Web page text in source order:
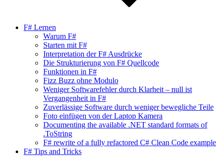
F# Lernen
Warum F#
Starten mit F#
Interpretation der F# Ausdrücke
Die Strukturierung von F# Quellcode
Funktionen in F#
Fizz Buzz ohne Modulo
Weniger Softwarefehler durch Klarheit – null ist
Vergangenheit in F#
Zuverlässige Software durch weniger bewegliche Teile
Foto einfügen von der Laptop Kamera
Documenting the available .NET standard formats of
.ToString
F# rewrite of a fully refactored C# Clean Code example
F# Tips and Tricks